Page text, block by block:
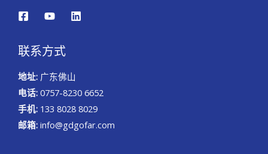
联系方式
地址: 广东佛山
电话: 0757-8230 6652
手机: 133 8028 8029
邮箱: info@gdgofar.com